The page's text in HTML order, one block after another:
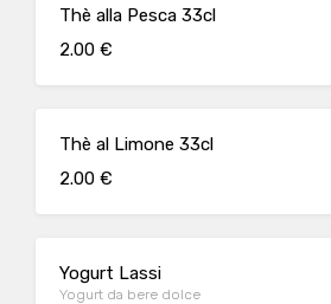
Thè alla Pesca 33cl
2.00 €
Thè al Limone 33cl
2.00 €
Yogurt Lassi
Yogurt da bere dolce